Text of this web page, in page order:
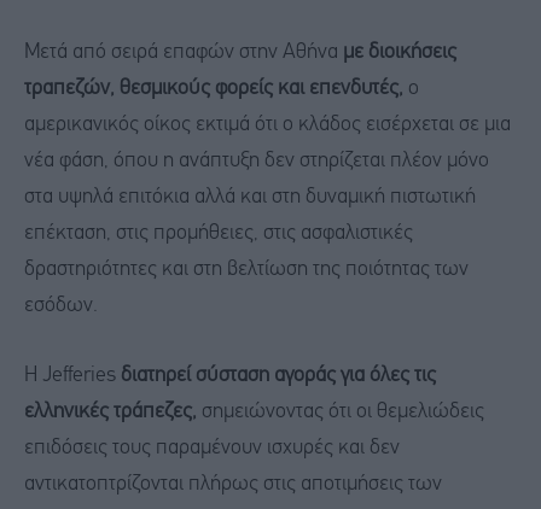
Μετά από σειρά επαφών στην Αθήνα με διοικήσεις
τραπεζών, θεσμικούς φορείς και επενδυτές, ο
αμερικανικός οίκος εκτιμά ότι ο κλάδος εισέρχεται σε μια
νέα φάση, όπου η ανάπτυξη δεν στηρίζεται πλέον μόνο
στα υψηλά επιτόκια αλλά και στη δυναμική πιστωτική
επέκταση, στις προμήθειες, στις ασφαλιστικές
δραστηριότητες και στη βελτίωση της ποιότητας των
εσόδων.
Η Jefferies διατηρεί σύσταση αγοράς για όλες τις
ελληνικές τράπεζες, σημειώνοντας ότι οι θεμελιώδεις
επιδόσεις τους παραμένουν ισχυρές και δεν
αντικατοπτρίζονται πλήρως στις αποτιμήσεις των